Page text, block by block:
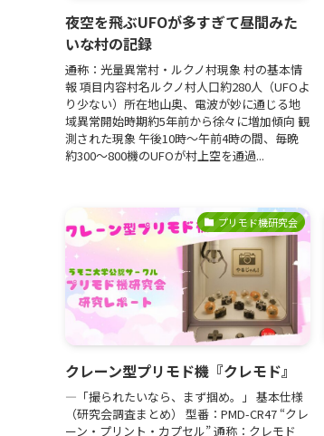
夜空を飛ぶUFOが多すぎて昼間みた
いな村の記録
――通称：光量異常村・ルクノ村現象 村の基本情
報 項目内容村名ルクノ村人口約280人（UFOよ
り少ない）所在地山奥、電波が妙に通じる地
域異常開始時期約5年前から徐々に増加傾向 観
測された現象 午後10時～午前4時の間、毎晩
約300〜800機のUFOが村上空を通過...
プリモド機研究会
クレーン型プリモド機『クレモド』
―「撮られたいなら、まず掴め。」 基本仕様
（研究会調査まとめ） 型番：PMD-CR47 “クレ
ーン・プリント・カプセル” 通称：クレモド